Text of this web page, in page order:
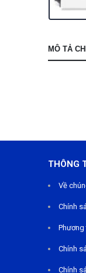
MÔ TẢ
THÔNG
Về
Chính
Chính
Chính